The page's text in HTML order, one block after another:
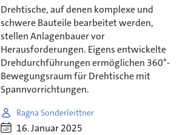
Drehtische, auf denen komplexe und
schwere Bauteile bearbeitet werden,
stellen Anlagenbauer vor
Herausforderungen. Eigens entwickelte
Drehdurchführungen ermöglichen 360°-
Bewegungsraum für Drehtische mit
Spannvorrichtungen.
Ragna Sonderleittner
16. Januar 2025